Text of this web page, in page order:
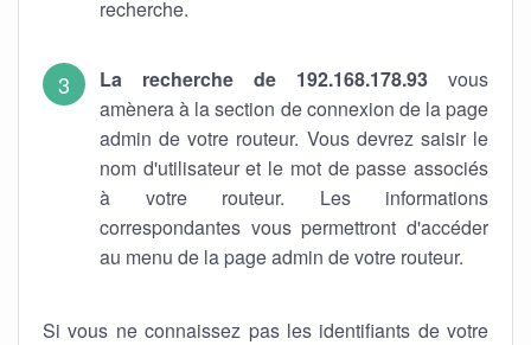
recherche.
La recherche de 192.168.178.93 vous
amènera à la section de connexion de la page
admin de votre routeur. Vous devrez saisir le
nom d'utilisateur et le mot de passe associés
à votre routeur. Les informations
correspondantes vous permettront d'accéder
au menu de la page admin de votre routeur.
Si vous ne connaissez pas les identifiants de votre